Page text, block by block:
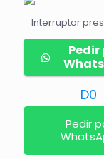
Interruptor
Pedir
D0
Pedir